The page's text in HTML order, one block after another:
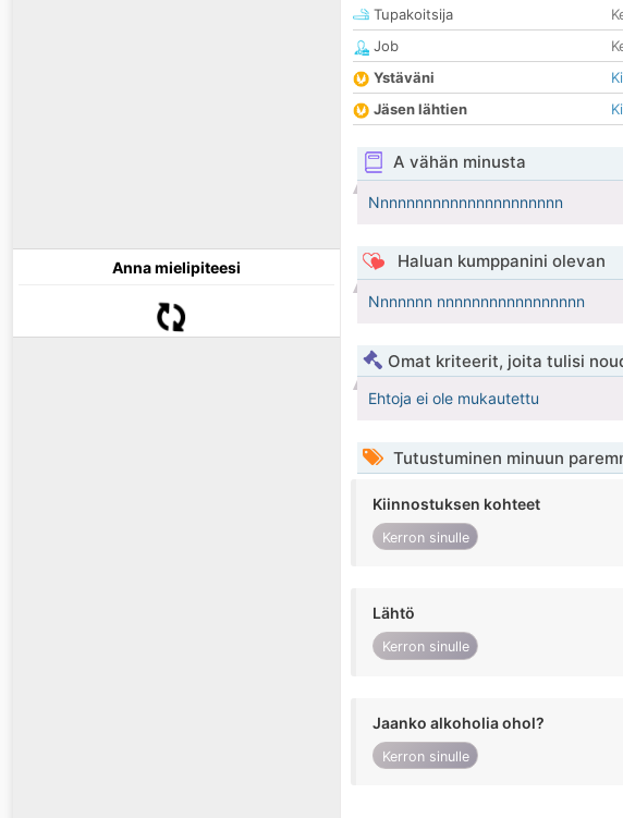
Anna mielipiteesi
Tupakoitsija
Job
Ystäväni
Jäsen lähtien
A vähän minusta
Nnnnnnnnnnnnnnnnnnnnnn
Haluan kumppanini olevan
Nnnnnnn nnnnnnnnnnnnnnnnn
Omat kriteerit, joita tulisi
Ehtoja ei ole mukautettu
Tutustuminen minuun
Kiinnostuksen kohteet
Kerron sinulle
Lähtö
Kerron sinulle
Jaanko alkoholia ohol?
Kerron sinulle